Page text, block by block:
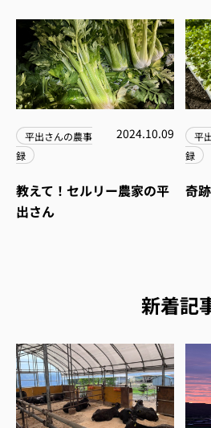
平出さんの農事
録
2024.10.09
教えて！セルリー農家の平
出さん
平
録
奇
新着記